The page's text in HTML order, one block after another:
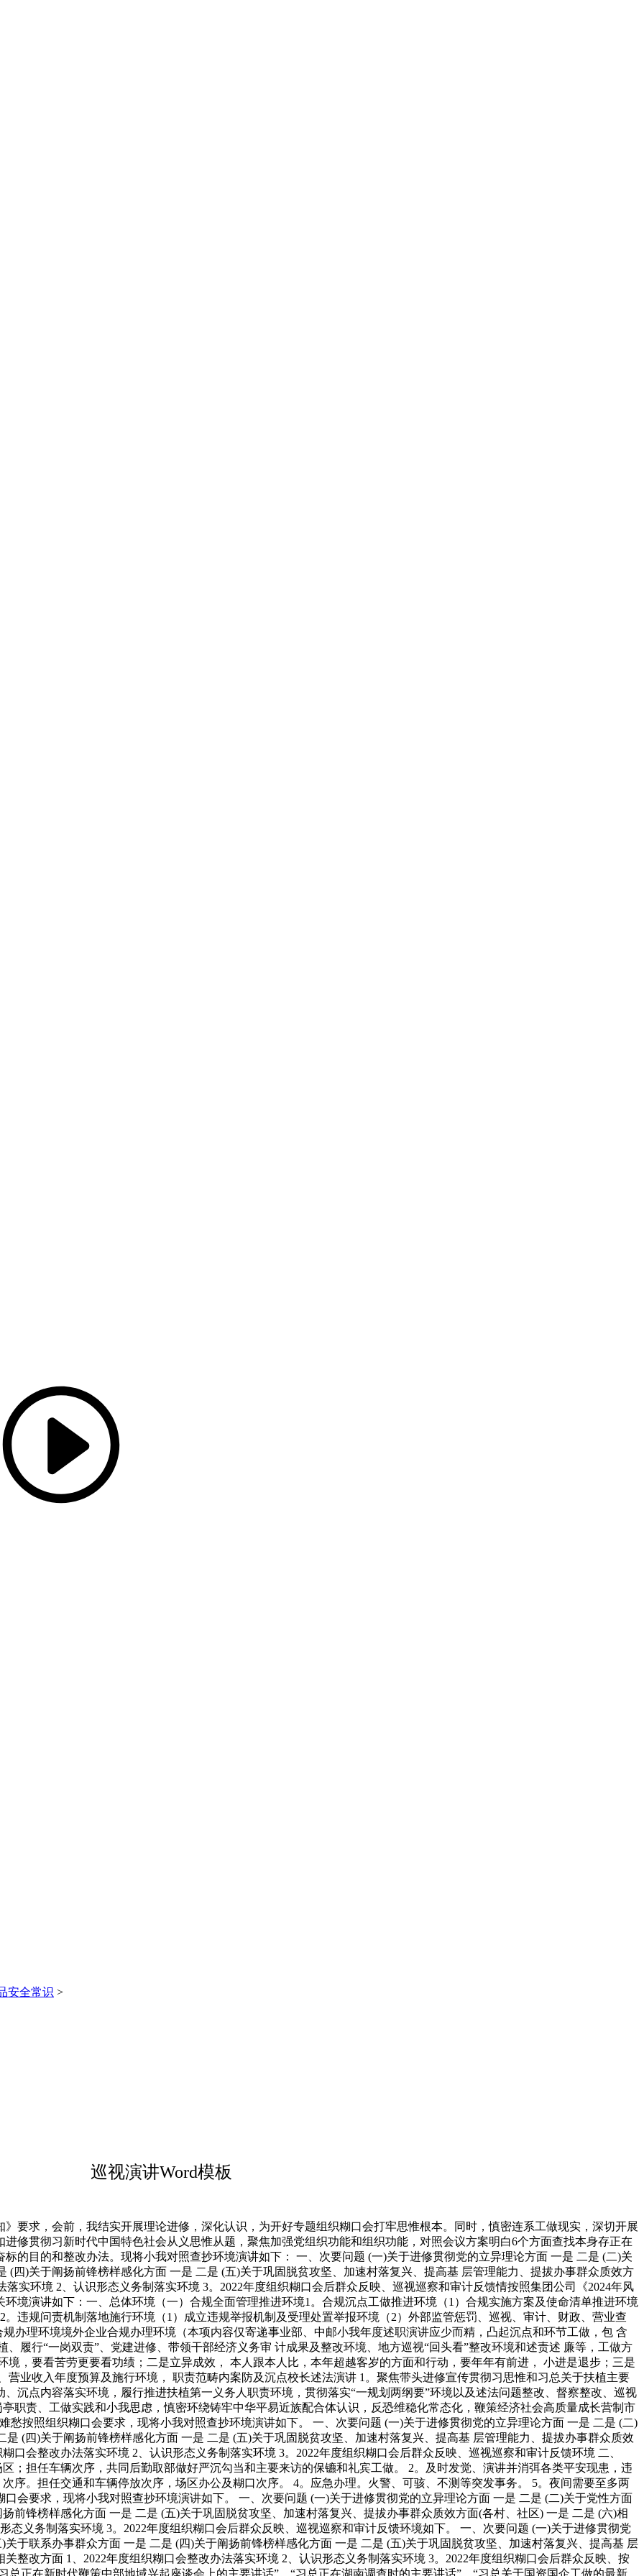
安全常识 >
巡视演讲Word模板
求，会前，我结实开展理论进修，深化认识，为开好专题组织糊口会打牢思惟根本。同时，慎密连系工做现实，深切开展
修贯彻习新时代中国特色社会从义思惟从题，聚焦加强党组织功能和组织功能，对照会议方案明白6个方面查找本身存正在
的目的和整改办法。现将小我对照查抄环境演讲如下： 一、次要问题 (一)关于进修贯彻党的立异理论方面 一是 二是 (二)关
(四)关于阐扬前锋榜样感化方面 一是 二是 (五)关于巩固脱贫攻坚、加速村落复兴、提高基 层管理能力、提拔办事群众质效方
实环境 2、认识形态义务制落实环境 3。2022年度组织糊口会后群众反映、巡视巡察和审计反馈情按照集团公司《2024年风
境演讲如下：一、总体环境（一）合规全面管理推进环境1。合规沉点工做推进环境（1）合规实施方案及使命清单推进环境
违规问责机制落地施行环境（1）成立违规举报机制及受理处置举报环境（2）外部监管惩罚、巡视、审计、财政、营业查
办理环境境外企业合规办理环境（本项内容仅寄递事业部、中邮小我年度述职演讲应少而精，凸起沉点和环节工做，包 含
履行“一岗双责”、党建进修、带领干部经济义务审 计成果及整改环境、地方巡视“回头看”整改环境和述责述 廉等，工做方
，要看苦劳更要看功绩；二是立异成效， 本人跟本人比，本年超越客岁的方面和行动，要年年有前进， 小进是退步；三是
业收入年度预算及施行环境， 职责范畴内案防及沉点校长述法演讲 1。聚焦带头进修宣传贯彻习思惟和习总关于扶植主要
沉点内容落实环境，履行推进扶植第一义务人职责环境，贯彻落实“一规划两纲要”环境以及述法问题整改、督察整改、巡视
职责、工做实践和小我思虑，慎密环绕铸牢中华平易近族配合体认识，反恐维稳化常态化，鞭策经济社会高质量成长营制市
愁按照组织糊口会要求，现将小我对照查抄环境演讲如下。 一、次要问题 (一)关于进修贯彻党的立异理论方面 一是 二是 (二)
(四)关于阐扬前锋榜样感化方面 一是 二是 (五)关于巩固脱贫攻坚、加速村落复兴、提高基 层管理能力、提拔办事群众质效
口会整改办法落实环境 2、认识形态义务制落实环境 3。2022年度组织糊口会后群众反映、巡视巡察和审计反馈环境 二、
；担任车辆次序，共同后勤取部做好严沉勾当和主要来访的保镳和礼宾工做。 2。及时发觉、演讲并消弭各类平安现患，违
序。担任交通和车辆停放次序，场区办公及糊口次序。 4。应急办理。火警、可骇、不测等突发事务。 5。夜间需要至多两
会要求，现将小我对照查抄环境演讲如下。 一、次要问题 (一)关于进修贯彻党的立异理论方面 一是 二是 (二)关于党性方面
前锋榜样感化方面 一是 二是 (五)关于巩固脱贫攻坚、加速村落复兴、提拔办事群众质效方面(各村、社区) 一是 二是 (六)相
态义务制落实环境 3。2022年度组织糊口会后群众反映、巡视巡察和审计反馈环境如下。 一、次要问题 (一)关于进修贯彻党
于联系办事群众方面 一是 二是 (四)关于阐扬前锋榜样感化方面 一是 二是 (五)关于巩固脱贫攻坚、加速村落复兴、提高基 层
整改方面 1、2022年度组织糊口会整改办法落实环境 2、认识形态义务制落实环境 3。2022年度组织糊口会后群众反映、按
总正在新时代鞭策中部地域兴起座谈会上的主要讲话”、“习总正在湖南调查时的主要讲话”、“习总关于国资国企工做的最新